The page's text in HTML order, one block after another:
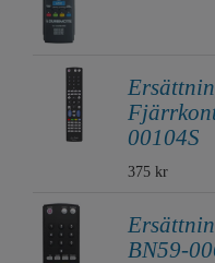
00104S
375 kr
BN59-